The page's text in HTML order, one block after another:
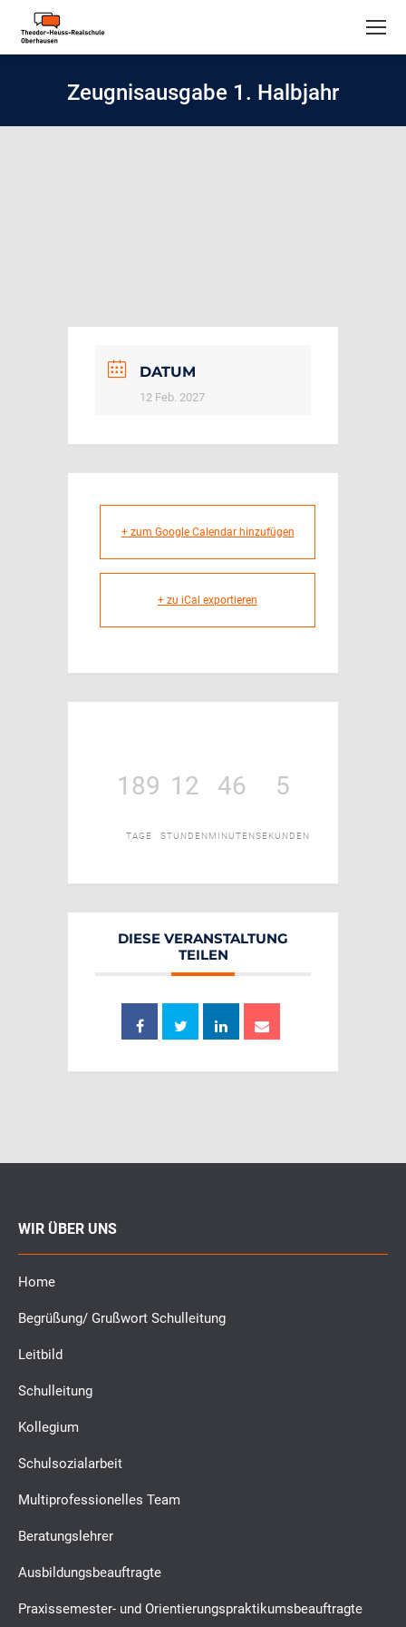
Zeugnisausgabe 1. Halbjahr
DATUM
12 Feb. 2027
+ zum Google Calendar hinzufügen
+ zu iCal exportieren
189
TAGE
12
STUNDEN
46
MINUTEN
4
SEKUNDEN
DIESE VERANSTALTUNG
TEILEN
WIR ÜBER UNS
Home
Begrüßung/ Grußwort Schulleitung
Leitbild
Schulleitung
Kollegium
Schulsozialarbeit
Multiprofessionelles Team
Beratungslehrer
Ausbildungsbeauftragte
Praxissemester- und Orientierungspraktikumsbeauftragte